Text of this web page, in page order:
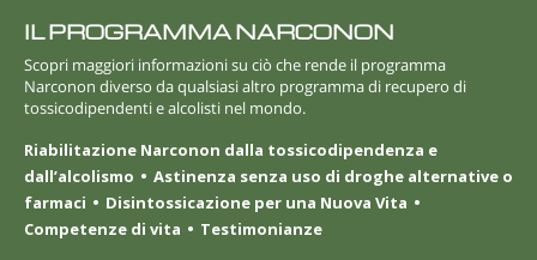
IL PROGRAMMA NARCONON
Scopri maggiori informazioni su ciò che rende il programma
Narconon diverso da qualsiasi altro programma di recupero di
tossicodipendenti e alcolisti nel mondo.
Riabilitazione Narconon dalla tossicodipendenza e
dall’alcolismo
Astinenza senza uso di droghe alternative o
farmaci
Disintossicazione per una Nuova Vita
Competenze di vita
Testimonianze